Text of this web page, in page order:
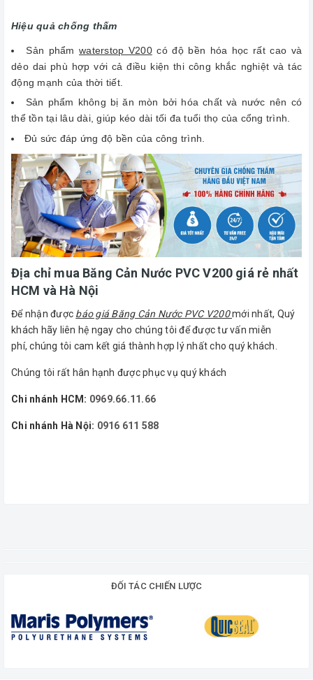
Hiệu quả chống thấm
Sản phẩm waterstop V200có độ bền hóa học rất cao và
dẻo dai phù hợp với cả điều kiện thi công khắc nghiệt và tác
động mạnh của thời tiết.
Sản phẩm không bị ăn mòn bởi hóa chất và nước nên có
thể tồn tại lâu dài, giúp kéo dài tối đa tuổi thọ của cổng trình.
Đủ sức đáp ứng độ bền của công trình.
Địa chỉ mua Băng Cản Nước PVC V200 giá rẻ nhất
HCM và Hà Nội
Để nhận được báo giá Băng Cản Nước PVC V200mới nhất, Quý
khách hãy liên hệ ngay cho chúng tôi để được tư vấn miễn
phí, chúng tôi cam kết giá thành hợp lý nhất cho quý khách.
Chúng tôi rất hân hạnh được phục vụ quý khách
Chi nhánh HCM: 0969.66.11.66
Chi nhánh Hà Nội: 0916 611 588
ĐỐI TÁC CHIẾN LƯỢC